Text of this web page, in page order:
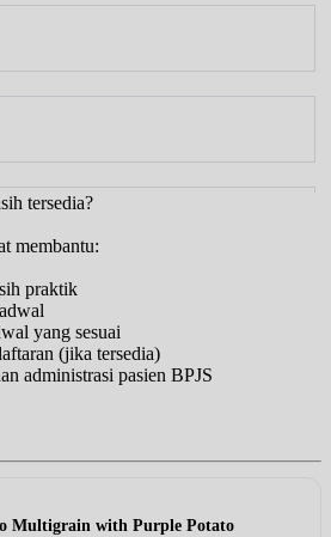
tersedia?
membantu:
praktik
yang sesuai
(jika tersedia)
administrasi pasien BPJS
Multigrain with Purple Potato